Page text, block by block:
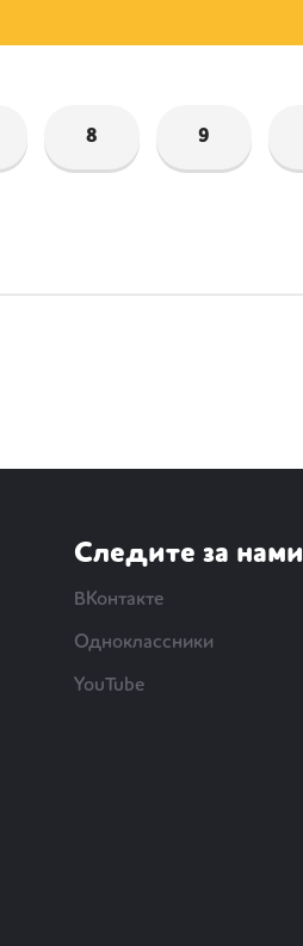
8 9
Следите за нами
ВКонтакте
Одноклассники
YouTube